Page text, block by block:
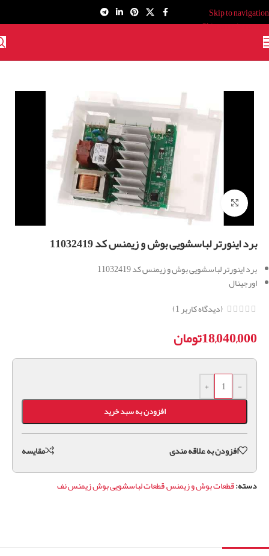
Skip to navigation
Skip to main content
برای بزرگنمایی کلیک کنید
برد اینورتر لباسشویی بوش و زیمنس کد 11032419
برد اینورتر لباسشویی بوش و زیمنس کد 11032419
اورجینال
(دیدگاه کاربر 1
)
18,040,000تومان
-
+
افزودن به سبد خرید
افزودن به علاقه مندی مقايسه
دسته:قطعات بوش و زیمنس,قطعات لباسشویی بوش زیمنس نف